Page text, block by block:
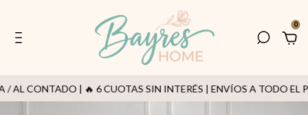
0
AL CONTADO | 🔥 6 CUOTAS SIN INTERÉS | ENVÍOS A TODO EL